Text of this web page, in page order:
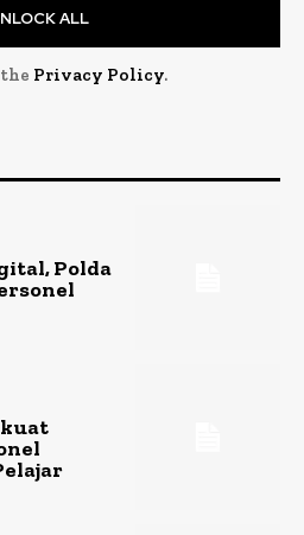
ALL
Privacy Policy.
Polda